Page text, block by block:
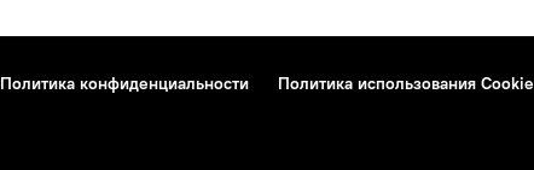
Политика конфиденциальности Политика использования Cookie